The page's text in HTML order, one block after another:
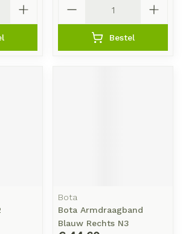
Bestel
Bota
Bota Armdraagband
Blauw Rechts N3